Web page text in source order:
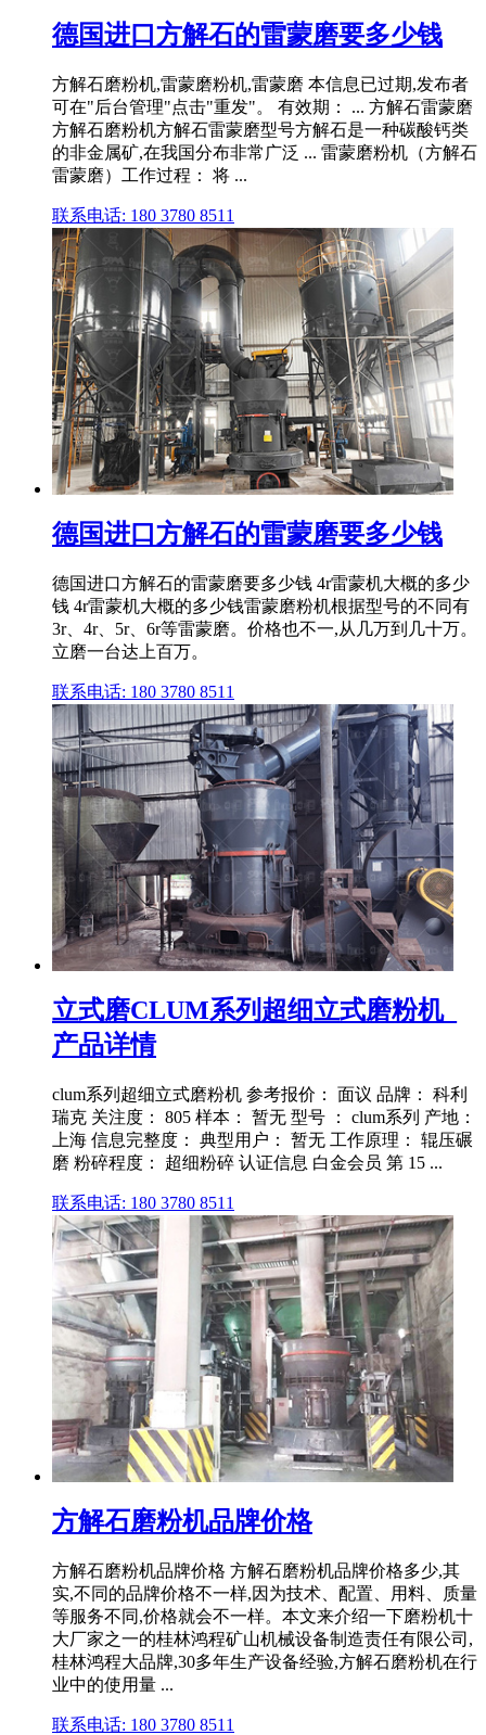
德国进口方解石的雷蒙磨要多少钱
方解石磨粉机,雷蒙磨粉机,雷蒙磨 本信息已过期,发布者
可在"后台管理"点击"重发"。 有效期： ... 方解石雷蒙磨
方解石磨粉机方解石雷蒙磨型号方解石是一种碳酸钙类
的非金属矿,在我国分布非常广泛 ... 雷蒙磨粉机（方解石
雷蒙磨）工作过程： 将 ...
联系电话: 180 3780 8511
德国进口方解石的雷蒙磨要多少钱
德国进口方解石的雷蒙磨要多少钱 4r雷蒙机大概的多少
钱 4r雷蒙机大概的多少钱雷蒙磨粉机根据型号的不同有
3r、4r、5r、6r等雷蒙磨。价格也不一,从几万到几十万。
立磨一台达上百万。
联系电话: 180 3780 8511
立式磨CLUM系列超细立式磨粉机_
产品详情
clum系列超细立式磨粉机 参考报价： 面议 品牌： 科利
瑞克 关注度： 805 样本： 暂无 型号 ： clum系列 产地：
上海 信息完整度： 典型用户： 暂无 工作原理： 辊压碾
磨 粉碎程度： 超细粉碎 认证信息 白金会员 第 15 ...
联系电话: 180 3780 8511
方解石磨粉机品牌价格
方解石磨粉机品牌价格 方解石磨粉机品牌价格多少,其
实,不同的品牌价格不一样,因为技术、配置、用料、质量
等服务不同,价格就会不一样。本文来介绍一下磨粉机十
大厂家之一的桂林鸿程矿山机械设备制造责任有限公司,
桂林鸿程大品牌,30多年生产设备经验,方解石磨粉机在行
业中的使用量 ...
联系电话: 180 3780 8511